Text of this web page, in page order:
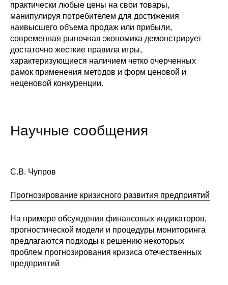
практически любые цены на свои товары,
манипулируя потребителем для достижения
наивысшего объема продаж или прибыли,
современная рыночная экономика демонстрирует
достаточно жесткие правила игры,
характеризующиеся наличием четко очерченных
рамок применения методов и форм ценовой и
неценовой конкуренции.
Научные сообщения
С.В. Чупров
Прогнозирование кризисного развития предприятий
На примере обсуждения финансовых индикаторов,
прогностической модели и процедуры мониторинга
предлагаются подходы к решению некоторых
проблем прогнозирования кризиса отечественных
предприятий